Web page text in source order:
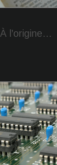
À l’origine…